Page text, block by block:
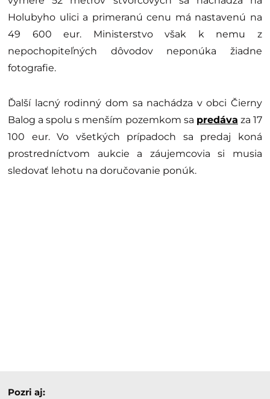
Holubyho ulici a primeranú cenu má nastavenú na
49 600 eur. Ministerstvo však k nemu z
nepochopiteľných dôvodov neponúka žiadne
fotografie.
Ďalší lacný rodinný dom sa nachádza v obci Čierny
Balog a spolu s menším pozemkom sa predáva za 17
100 eur. Vo všetkých prípadoch sa predaj koná
prostredníctvom aukcie a záujemcovia si musia
sledovať lehotu na doručovanie ponúk.
Pozri aj: